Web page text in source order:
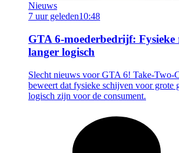
Nieuws
7 uur geleden10:48
GTA 6-moederbedrijf: Fysieke
langer logisch
Slecht nieuws voor GTA 6! Take-Two-
beweert dat fysieke schijven voor grote
logisch zijn voor de consument.